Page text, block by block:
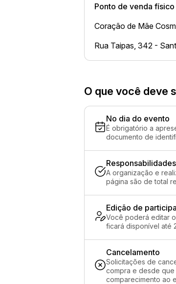
Ponto de venda físico
Coração de Mãe
Rua Taipas, 342 -
O que você deve
No dia do evento
É obrigatório a
documento de
Responsabilidades
A organização e
página são de total
Edição de
Você poderá editar
ficará disponível até
Cancelamento
Solicitações de
compra e desde
comparecimento ao